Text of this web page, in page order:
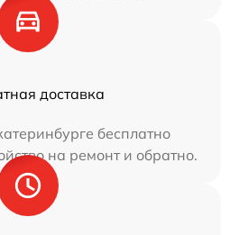
доставка
бесплатно
на ремонт и обратно.